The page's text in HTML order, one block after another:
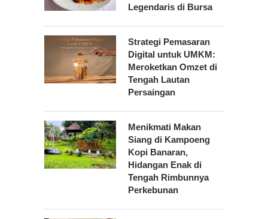
Legendaris di Bursa
Strategi Pemasaran
Digital untuk UMKM:
Meroketkan Omzet di
Tengah Lautan
Persaingan
Menikmati Makan
Siang di Kampoeng
Kopi Banaran,
Hidangan Enak di
Tengah Rimbunnya
Perkebunan